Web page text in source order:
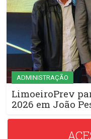
ADMINISTRAÇÃO
LimoeiroPrev
2026 em João